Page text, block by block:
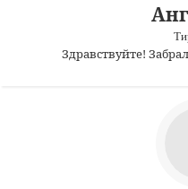
Здравствуйте!